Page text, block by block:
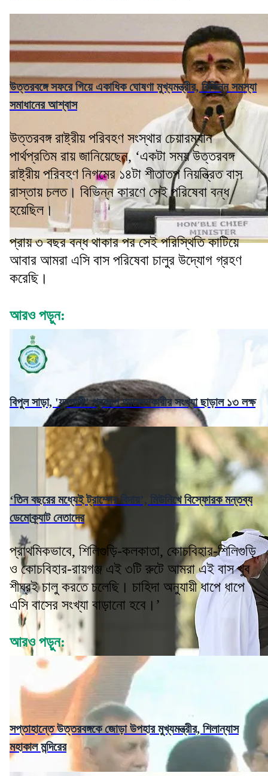
উত্তরবঙ্গে সফরে গিয়ে একাধিক ঘোষণা মুখ্যমন্ত্রীর, বিভিন্ন সমস্যা
সমাধানের আশ্বাস
উত্তরবঙ্গ রাষ্ট্রীয় পরিবহণ সংস্থার চেয়ারম্যান
পার্থপ্রতিম রায় জানিয়েছেন, ‘একটা সময় উত্তরবঙ্গ
রাষ্ট্রীয় পরিবহণ নিগমের ১৪টা শীতাতপ নিয়ন্ত্রিত বাস
রাস্তায় চলত। বিভিন্ন কারণে সেই পরিষেবা বন্ধ
হয়েছিল।
প্রায় ৩ বছর বন্ধ থাকার পর সেই পরিস্থিতি কাটিয়ে
আবার আমরা এসি বাস পরিষেবা চালুর উদ্যোগ গ্রহণ
করেছি।
আরও পড়ুন:
বিপুল সাড়া, 'যুবসাথী' প্রকল্পে আবেদনকারীর সংখ্যা ছাড়াল ১৩ লক্ষ
‘তিন বছরের মধ্যেই ট্রাম্পের বিদায়’, মিউনিখে বিস্ফোরক মন্তব্য
ডেমোক্র্যাট নেতাদের
প্রাথমিকভাবে, শিলিগুড়ি-কলকাতা, কোচবিহার-শিলিগুড়ি
ও কোচবিহার-রায়গঞ্জ এই ৩টি রুটে আমরা এই বাস খুব
শীঘ্রই চালু করতে চলেছি। চাহিদা অনুযায়ী ধাপে ধাপে
এসি বাসের সংখ্যা বাড়ানো হবে।’
আরও পড়ুন:
সপ্তাহান্তে উত্তরবঙ্গকে জোড়া উপহার মুখ্যমন্ত্রীর, শিলান্যাস
মহাকাল মন্দিরের